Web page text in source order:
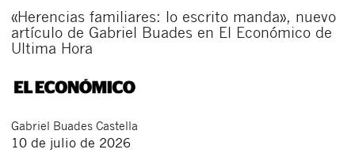
«Herencias familiares: lo escrito manda», nuevo
artículo de Gabriel Buades en El Económico de
Ultima Hora
Gabriel Buades Castella
10 de julio de 2026